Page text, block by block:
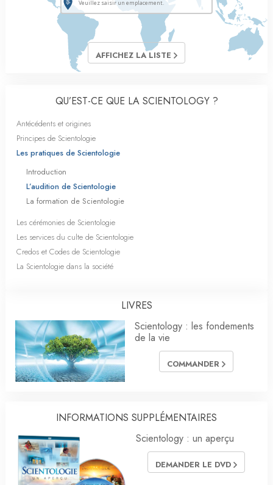
AFFICHEZ LA LISTE
QU’EST-CE QUE LA SCIENTOLOGY ?
Antécédents et origines
Principes de Scientologie
Les pratiques de Scientologie
Introduction
L’audition de Scientologie
La formation de Scientologie
Les cérémonies de Scientologie
Les services du culte de Scientologie
Credos et Codes de Scientologie
La Scientologie dans la société
LIVRES
Scientology : les fondements
de la vie
COMMANDER
INFORMATIONS SUPPLÉMENTAIRES
Scientology : un aperçu
DEMANDER LE DVD